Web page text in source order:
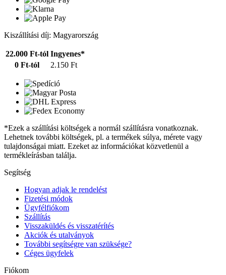
Kiszállítási díj: Magyarország
22.000 Ft-tól Ingyenes*
0 Ft-tól
2.150 Ft
*Ezek a szállítási költségek a normál szállításra vonatkoznak.
Lehetnek további költségek, pl. a termékek súlya, mérete vagy
tulajdonságai miatt. Ezeket az információkat közvetlenül a
termékleírásban találja.
Segítség
Hogyan adjak le rendelést
Fizetési módok
Ügyfélfiókom
Szállítás
Visszaküldés és visszatérítés
Akciók és utalványok
További segítségre van szüksége?
Céges ügyfelek
Fiókom